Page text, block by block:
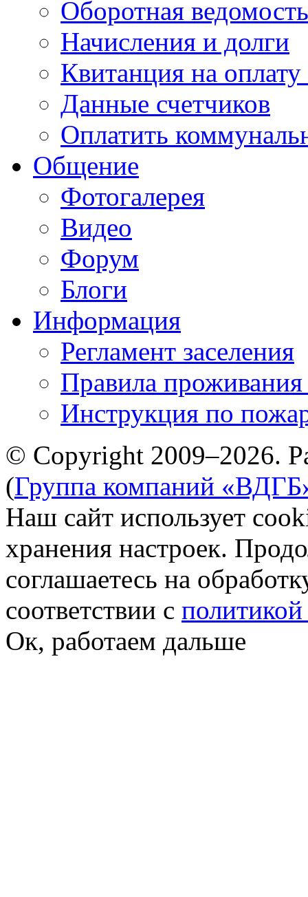
Оборотная ведомость
Начисления и долги
Квитанция на
Данные счетчиков
Оплатить
Общение
Фотогалерея
Видео
Форум
Блоги
Информация
Регламент заселения
Правила
Инструкция по
© Copyright 2009–2026.
(Группа компаний
Наш сайт использует
хранения настроек.
соглашаетесь на
соответствии с
Ок, работаем дальше